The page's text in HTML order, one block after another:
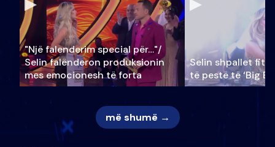
"Një falenderim special për…"/
Selin falënderon produksionin
mes emocionesh të forta
Selin shpallet
të pestë të ‘Big
më shumë →